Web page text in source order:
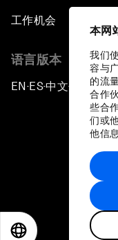
本网
我们
容与
的流
合作
些合
们或
他信
工作机会
语言版本
EN ▪ES▪中文▪ 日本語